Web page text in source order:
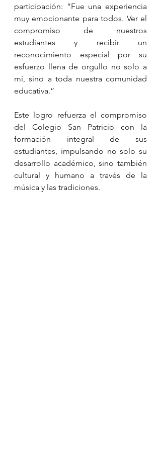
participación: “Fue una experiencia
muy emocionante para todos. Ver el
compromiso de nuestros
estudiantes y recibir un
reconocimiento especial por su
esfuerzo llena de orgullo no solo a
mí, sino a toda nuestra comunidad
educativa.”
Este logro refuerza el compromiso
del Colegio San Patricio con la
formación integral de sus
estudiantes, impulsando no solo su
desarrollo académico, sino también
cultural y humano a través de la
música y las tradiciones.